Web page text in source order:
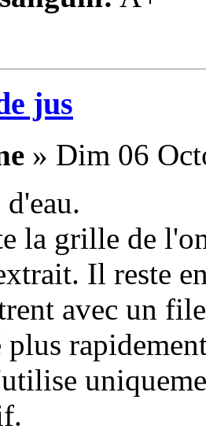
jus
» Dim 06
la grille de
Il reste
avec un
plus